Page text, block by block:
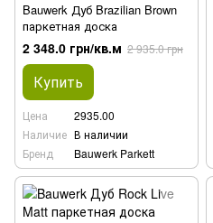
Bauwerk Дуб Brazilian Brown
паркетная доска
2 348.0 грн/кв.м 2 935.0 грн
Купить
Цена
2935.00
Наличие В наличии
Бренд
Bauwerk Parkett